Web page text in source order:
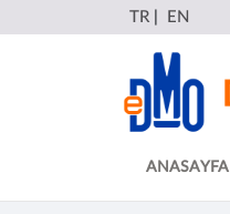
TR EN
ANASAYFA